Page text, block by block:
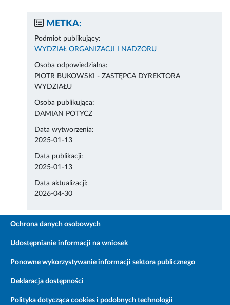
METKA:
Podmiot publikujący:
WYDZIAŁ ORGANIZACJI I NADZORU
Osoba odpowiedzialna:
PIOTR BUKOWSKI - ZASTĘPCA DYREKTORA
WYDZIAŁU
Osoba publikująca:
DAMIAN POTYCZ
Data wytworzenia:
2025-01-13
Data publikacji:
2025-01-13
Data aktualizacji:
2026-04-30
Ochrona danych osobowych
Udostępnianie informacji na wniosek
Ponowne wykorzystywanie informacji sektora publicznego
Deklaracja dostępności
Polityka dotycząca cookies i podobnych technologii